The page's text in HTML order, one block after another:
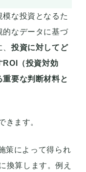
な投資となるた
的なデータに基づ
投資に対してど
ROI（投資対効
要な判断材料と
きます。
策によって得られ
換算します。例え